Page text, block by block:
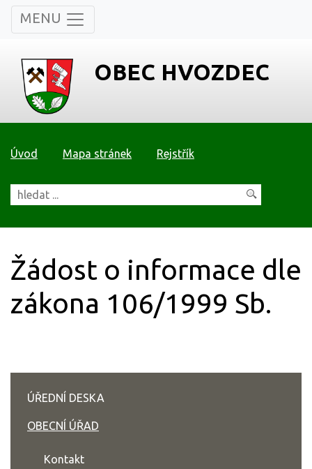
MENU
OBEC HVOZDEC
Úvod Mapa stránek Rejstřík
Žádost o informace dle
zákona 106/1999 Sb.
ÚŘEDNÍ DESKA
OBECNÍ ÚŘAD
Kontakt